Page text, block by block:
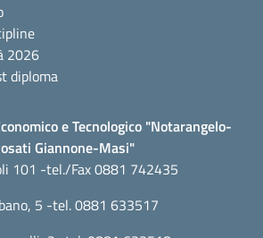
2026
diploma
e Tecnologico "Notarangelo-
Giannone-Masi"
101 -tel./Fax 0881 742435
5 -tel. 0881 633517